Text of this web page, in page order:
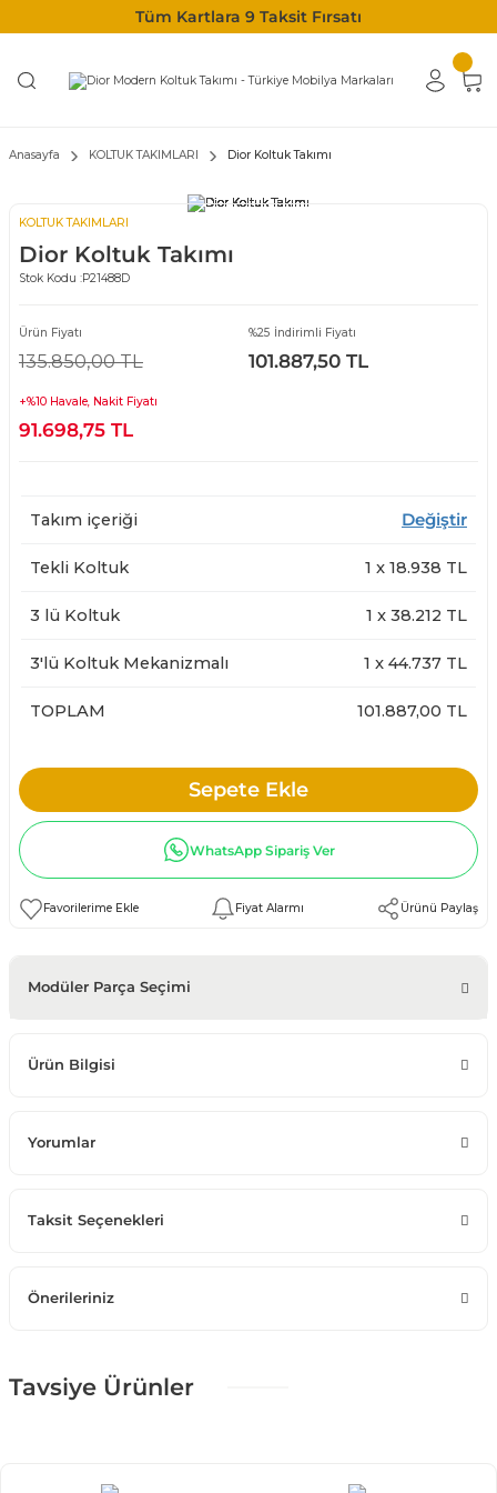
Tüm Kartlara 9 Taksit Fırsatı
Anasayfa KOLTUK TAKIMLARI Dior Koltuk Takımı
KOLTUK TAKIMLARI
Dior Koltuk Takımı
Stok Kodu :P21488D
Ürün Fiyatı
135.850,00 TL
%25 İndirimli Fiyatı
101.887,50 TL
+%10 Havale, Nakit Fiyatı
91.698,75 TL
Takım içeriği Değiştir
Tekli Koltuk 1 x 18.938 TL
3 lü Koltuk 1 x 38.212 TL
3'lü Koltuk Mekanizmalı 1 x 44.737TL
TOPLAM 101.887,00 TL
Sepete Ekle
WhatsApp Sipariş Ver
Fiyat Alarmı Ürünü Paylaş
Modüler Parça Seçimi
Ürün Bilgisi
Yorumlar
Taksit Seçenekleri
Önerileriniz
Tavsiye Ürünler